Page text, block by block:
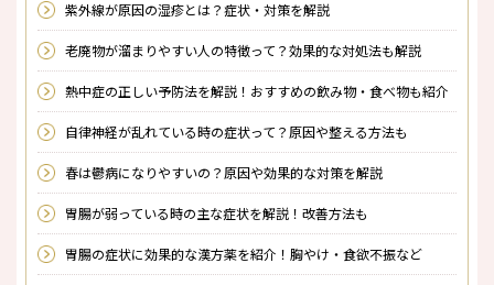
紫外線が原因の湿疹とは？症状・対策を解説
老廃物が溜まりやすい人の特徴って？効果的な対処法も解説
熱中症の正しい予防法を解説！おすすめの飲み物・食べ物も紹介
自律神経が乱れている時の症状って？原因や整える方法も
春は鬱病になりやすいの？原因や効果的な対策を解説
胃腸が弱っている時の主な症状を解説！改善方法も
胃腸の症状に効果的な漢方薬を紹介！胸やけ・食欲不振など